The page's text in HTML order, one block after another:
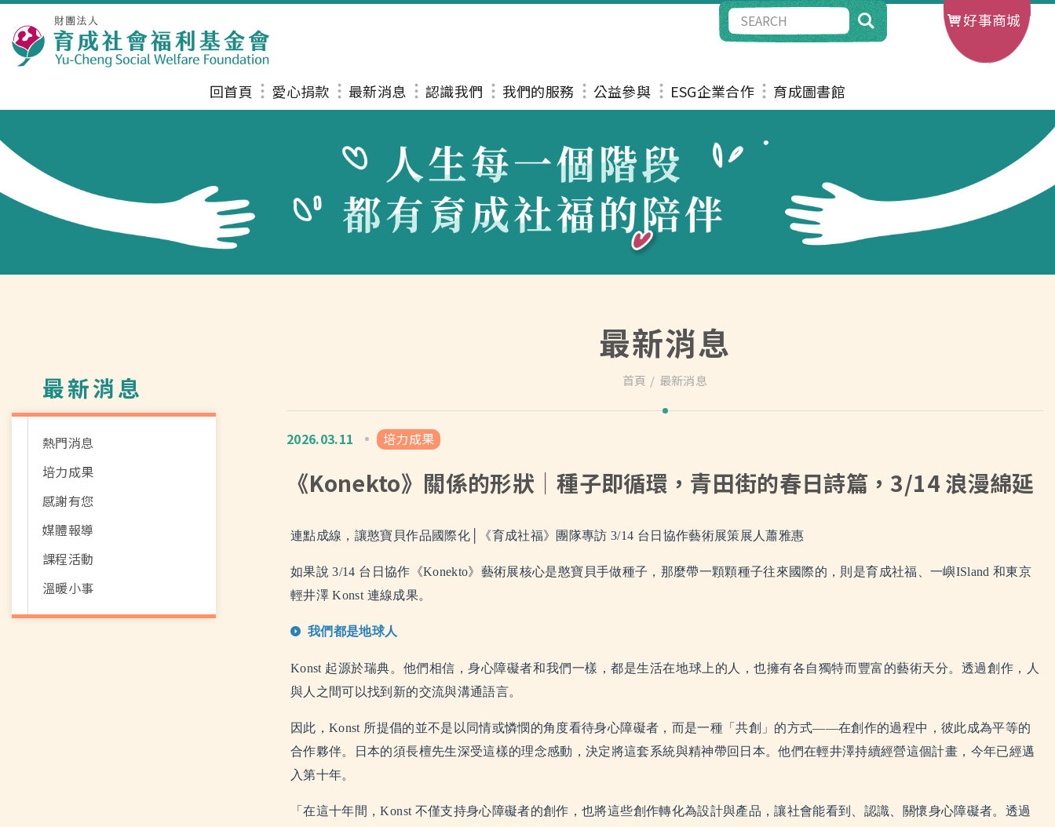
好事商城
回首頁 愛心捐款 最新消息 認識我們 我們的服務 公益參與 ESG企業合作 育成圖書館
最新消息
熱門消息
培力成果
感謝有您
媒體報導
課程活動
溫暖小事
最新消息
首頁 最新消息
2026.03.11 培力成果
《Konekto》關係的形狀｜種子即循環，青田街的春日詩篇，3/14 浪漫綿延
連點成線，讓憨寶貝作品國際化│ 《育成社福》 團隊專訪 3/14 台日協作藝術展策展人蕭雅惠
如果說 3/14 台日協作《Konekto》藝術展核心是憨寶貝手做種子，那麼帶一顆顆種子往來國際的，則是育成社福 一嶼ISland 和東京
輕井澤 Konst 連線成果。
我們都是地球人
Konst 起源於瑞典。他們相信，身心障礙者和我們一樣，都是生活在地球上的人，也擁有各自獨特而豐富的藝術天分。透過創作，人
與人之間可以找到新的交流與溝通語言。
因此，Konst 所提倡的並不是以同情或憐憫的角度看待身心障礙者，而是一種「共創」的方式——在創作的過程中，彼此成為平等的
合作夥伴。日本的須長檀先生深受這樣的理念感動，決定將這套系統與精神帶回日本。他們在輕井澤持續經營這個計畫，今年已經邁
入第十年。
「在這十年間，Konst 不僅支持身心障礙者的創作，也將這些創作轉化為設計與產品，讓社會能看到、認識、關懷身心障礙者。透過